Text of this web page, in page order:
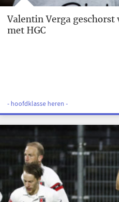
Valentin Verga
met HGC
- hoofdklasse heren -